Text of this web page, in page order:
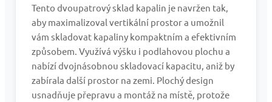
Tento dvoupatrový sklad kapalin je navržen tak,
aby maximalizoval vertikální prostor a umožnil
vám skladovat kapaliny kompaktním a efektivním
způsobem. Využívá výšku i podlahovou plochu a
nabízí dvojnásobnou skladovací kapacitu, aniž by
zabírala další prostor na zemi. Plochý design
usnadňuje přepravu a montáž na místě, protože